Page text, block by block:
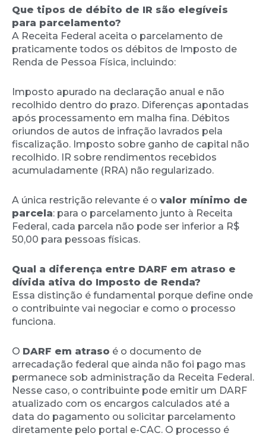
Que tipos de débito de IR são elegíveis
para parcelamento?
A Receita Federal aceita o parcelamento de
praticamente todos os débitos de Imposto de
Renda de Pessoa Física, incluindo:
Imposto apurado na declaração anual e não
recolhido dentro do prazo. Diferenças apontadas
após processamento em malha fina. Débitos
oriundos de autos de infração lavrados pela
fiscalização. Imposto sobre ganho de capital não
recolhido. IR sobre rendimentos recebidos
acumuladamente (RRA) não regularizado.
A única restrição relevante é o valor mínimo de
parcela: para o parcelamento junto à Receita
Federal, cada parcela não pode ser inferior a R$
50,00 para pessoas físicas.
Qual a diferença entre DARF em atraso e
dívida ativa do Imposto de Renda?
Essa distinção é fundamental porque define onde
o contribuinte vai negociar e como o processo
funciona.
O DARF em atraso é o documento de
arrecadação federal que ainda não foi pago mas
permanece sob administração da Receita Federal.
Nesse caso, o contribuinte pode emitir um DARF
atualizado com os encargos calculados até a
data do pagamento ou solicitar parcelamento
diretamente pelo portal e-CAC. O processo é